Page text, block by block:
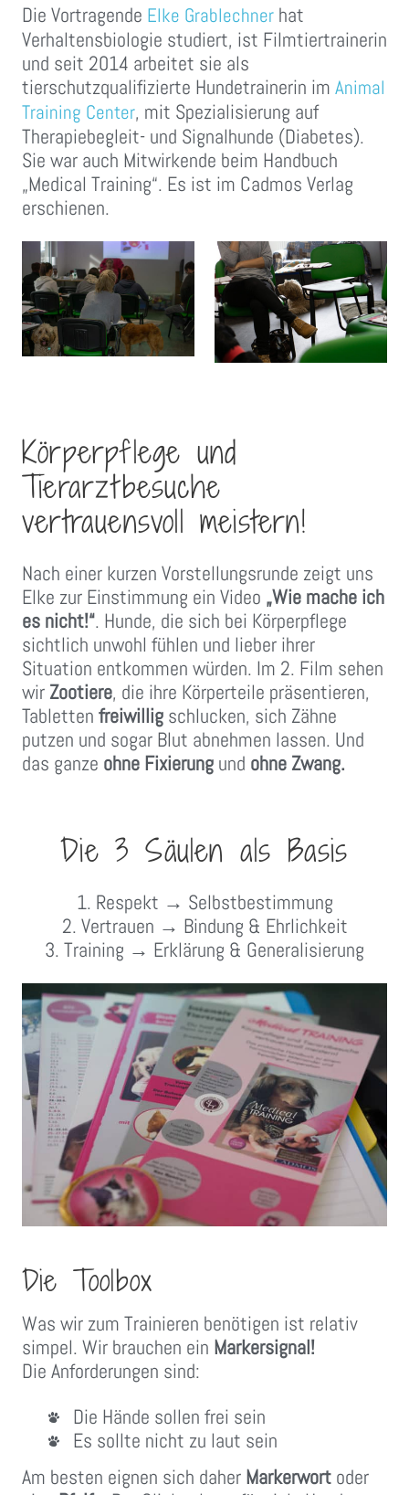
Die Vortragende Elke Grablechner hat
Verhaltensbiologie studiert, ist Filmtiertrainerin
und seit 2014 arbeitet sie als
tierschutzqualifizierte Hundetrainerin im Animal
Training Center, mit Spezialisierung auf
Therapiebegleit- und Signalhunde (Diabetes).
Sie war auch Mitwirkende beim Handbuch
„Medical Training“. Es ist im Cadmos Verlag
erschienen.
Körperpflege und
Tierarztbesuche
vertrauensvoll meistern!
Nach einer kurzen Vorstellungsrunde zeigt uns
Elke zur Einstimmung ein Video „Wie mache ich
es nicht!“. Hunde, die sich bei Körperpflege
sichtlich unwohl fühlen und lieber ihrer
Situation entkommen würden. Im 2. Film sehen
wir Zootiere, die ihre Körperteile präsentieren,
Tabletten freiwillig schlucken, sich Zähne
putzen und sogar Blut abnehmen lassen. Und
das ganze ohne Fixierung und ohne Zwang.
Die 3 Säulen als Basis
1. Respekt → Selbstbestimmung
2. Vertrauen → Bindung & Ehrlichkeit
3. Training → Erklärung & Generalisierung
Die Toolbox
Was wir zum Trainieren benötigen ist relativ
simpel. Wir brauchen ein Markersignal!
Die Anforderungen sind:
Die Hände sollen frei sein
Es sollte nicht zu laut sein
Am besten eignen sich daher Markerwort oder